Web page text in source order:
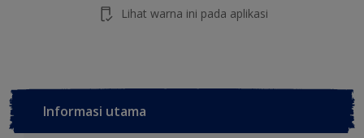
Lihat warna ini pada aplikasi
Informasi utama